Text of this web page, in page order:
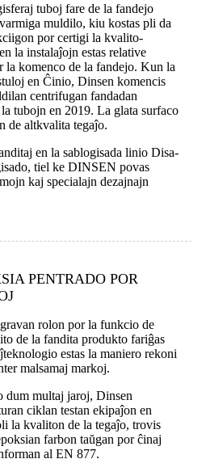
tuboj fare de la fandejo
muldilo, kiu kostas pli da
por certigi la kvalito-
la instalaĵojn estas relative
la komenco de la fandejo. Kun la
en Ĉinio, Dinsen komencis
centrifugan fandadan
tubojn en 2019. La glata surfaco
de altkvalita tegaĵo.
en la sablogisada linio Disa-
tiel ke DINSEN povas
kaj specialajn dezajnajn
PENTRADO POR
rolon por la funkcio de
de la fandita produkto fariĝas
estas la maniero rekoni
malsamaj markoj.
dum multaj jaroj, Dinsen
ciklan testan ekipaĵon en
la kvaliton de la tegaĵo, trovis
farbon taŭgan por ĉinaj
al EN 877.